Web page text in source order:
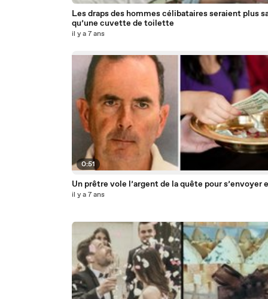
Les draps des hommes célibataires seraient plus
qu’une cuvette de toilette
il y a 7 ans
0:51
Un prêtre vole l’argent de la quête pour s’envoyer
il y a 7 ans